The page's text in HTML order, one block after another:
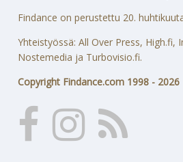
Findance on perustettu 20.
Yhteistyössä: All Over Press, High.fi,
Nostemedia ja Turbovisio.fi.
Copyright Findance.com 1998 - 2026